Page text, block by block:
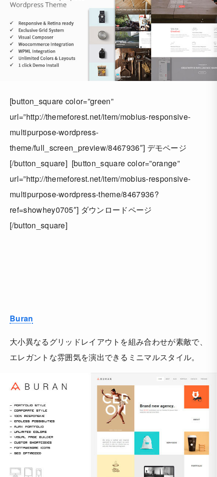
[button_square color=”green”
url=”http://themeforest.net/item/mobius-responsive-
multipurpose-wordpress-
theme/full_screen_preview/8467936″] デモページ
[/button_square] [button_square color=”orange”
url=”http://themeforest.net/item/mobius-responsive-
multipurpose-wordpress-theme/8467936?
ref=showhey0705″] ダウンロードページ
[/button_square]
Buran
大小異なるグリッドレイアウトを組み合わせが素敵で、
エレガントな雰囲気を演出できるミニマルスタイル。